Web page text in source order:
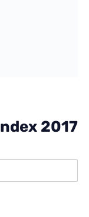
2017